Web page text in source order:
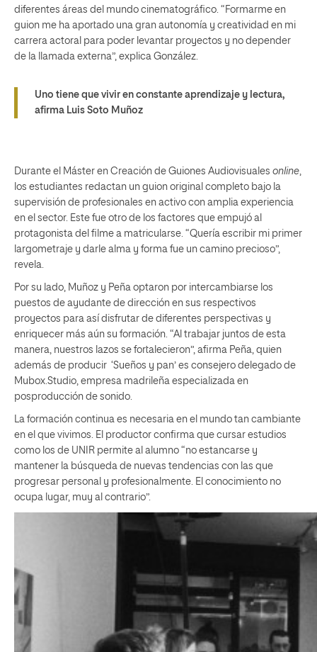
diferentes áreas del mundo cinematográfico. “Formarme en
guion me ha aportado una gran autonomía y creatividad en mi
carrera actoral para poder levantar proyectos y no depender
de la llamada externa”, explica González.
Uno tiene que vivir en constante aprendizaje y lectura,
afirma Luis Soto Muñoz
Durante el Máster en Creación de Guiones Audiovisuales online
los estudiantes redactan un guion original completo bajo la
supervisión de profesionales en activo con amplia experiencia
en el sector. Este fue otro de los factores que empujó al
protagonista del filme a matricularse. “Quería escribir mi primer
largometraje y darle alma y forma fue un camino precioso”,
revela.
Por su lado, Muñoz y Peña optaron por intercambiarse los
puestos de ayudante de dirección en sus respectivos
proyectos para así disfrutar de diferentes perspectivas y
enriquecer más aún su formación. “Al trabajar juntos de esta
manera, nuestros lazos se fortalecieron”, afirma Peña, quien
además de producir ‘Sueños y pan’ es consejero delegado de
Mubox.Studio, empresa madrileña especializada en
posproducción de sonido.
La formación continua es necesaria en el mundo tan cambiante
en el que vivimos. El productor confirma que cursar estudios
como los de UNIR permite al alumno “no estancarse y
mantener la búsqueda de nuevas tendencias con las que
progresar personal y profesionalmente. El conocimiento no
ocupa lugar, muy al contrario”.